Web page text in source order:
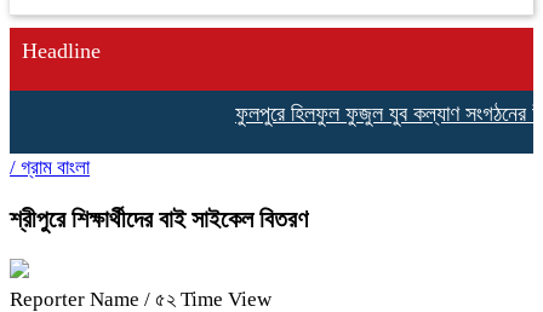
Headline
ফুলপুরে হিলফুল ফুজুল যুব কল্যাণ সংগঠনের
/ গ্রাম বাংলা
শ্রীপুরে শিক্ষার্থীদের বাই সাইকেল বিতরণ
Reporter Name / ৫২ Time View